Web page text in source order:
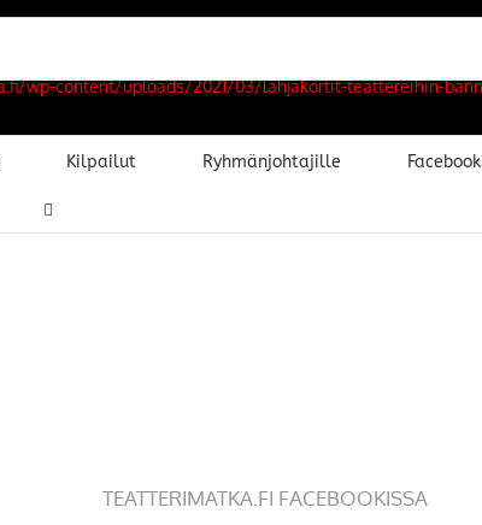
Kilpailut Ryhmänjohtajille Facebook
TEATTERIMATKA.FI FACEBOOKISSA